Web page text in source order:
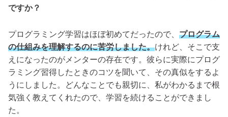
ですか？
プログラミング学習はほぼ初めてだったので、 プログラム
の仕組みを理解するのに苦労しました。けれど、そこで支
えになったのがメンターの存在です。彼らに実際にプログ
ラミング習得したときのコツを聞いて、その真似をするよ
うにしました。どんなことでも親切に、私がわかるまで根
気強く教えてくれたので、学習を続けることができまし
た。